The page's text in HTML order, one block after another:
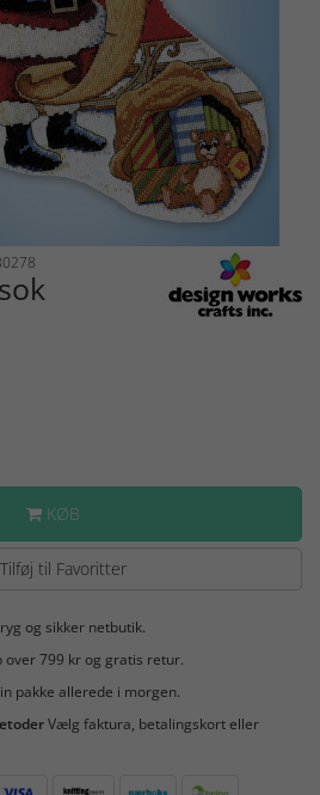
KØB
Tilføj til Favoritter
og sikker netbutik.
over 799 kr og gratis retur.
pakke allerede i morgen.
Vælg faktura, betalingskort eller